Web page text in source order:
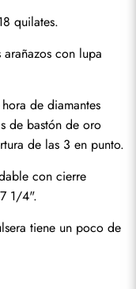
quilates.
con lupa
de diamantes
de bastón de oro
de las 3 en punto.
con cierre
1/4".
tiene un poco de